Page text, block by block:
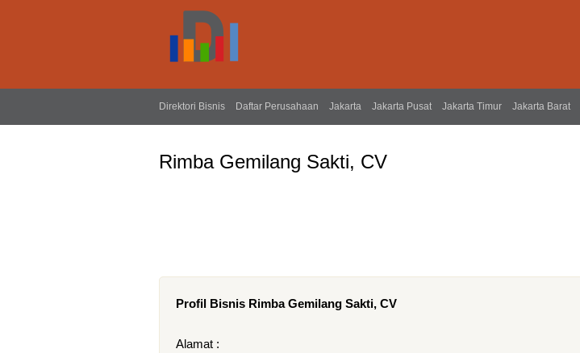
Direktori Bisnis Daftar Perusahaan Jakarta Jakarta Pusat Jakarta Timur Jakarta Barat
Rimba Gemilang Sakti, CV
Profil Bisnis Rimba Gemilang Sakti, CV
Alamat :